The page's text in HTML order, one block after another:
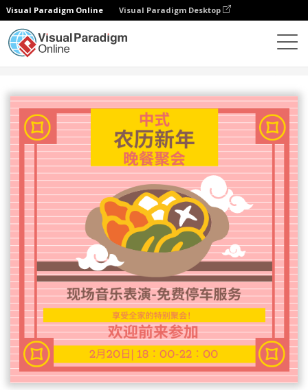
Visual Paradigm Online Visual Paradigm Desktop